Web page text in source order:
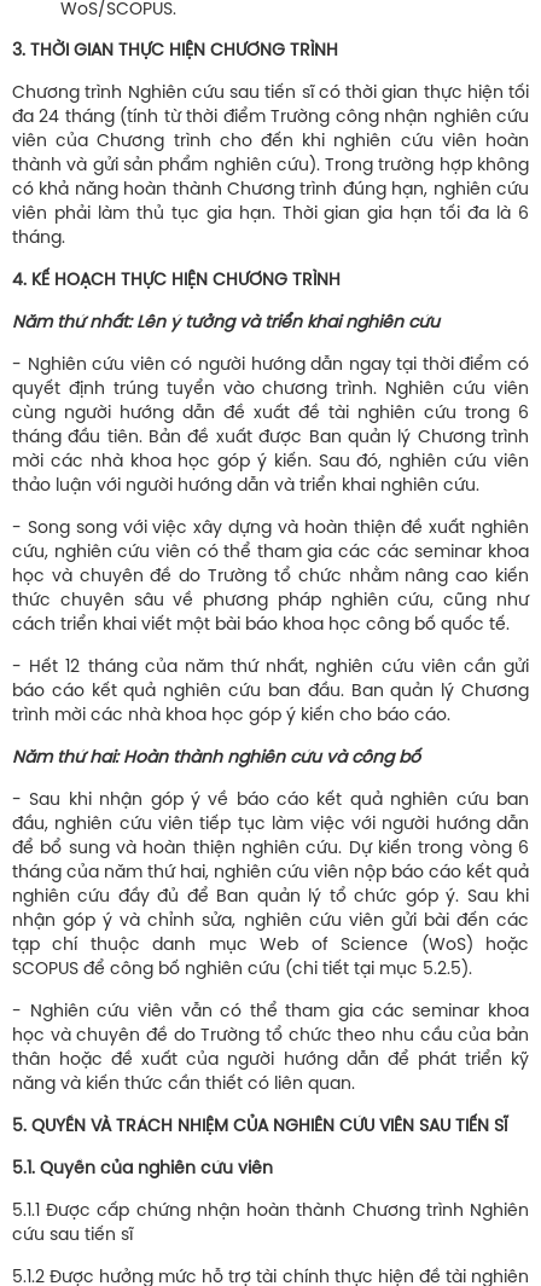
WoS/SCOPUS.
3. THỜI GIAN THỰC HIỆN CHƯƠNG TRÌNH
Chương trình Nghiên cứu sau tiến sĩ có thời gian thực hiện tối
đa 24 tháng (tính từ thời điểm Trường công nhận nghiên cứu
viên của Chương trình cho đến khi nghiên cứu viên hoàn
thành và gửi sản phẩm nghiên cứu). Trong trường hợp không
có khả năng hoàn thành Chương trình đúng hạn, nghiên cứu
viên phải làm thủ tục gia hạn. Thời gian gia hạn tối đa là 6
tháng.
4. KẾ HOẠCH THỰC HIỆN CHƯƠNG TRÌNH
Năm thứ nhất: Lên ý tưởng và triển khai nghiên cứu
- Nghiên cứu viên có người hướng dẫn ngay tại thời điểm có
quyết định trúng tuyển vào chương trình. Nghiên cứu viên
cùng người hướng dẫn đề xuất đề tài nghiên cứu trong 6
tháng đầu tiên. Bản đề xuất được Ban quản lý Chương trình
mời các nhà khoa học góp ý kiến. Sau đó, nghiên cứu viên
thảo luận với người hướng dẫn và triển khai nghiên cứu.
- Song song với việc xây dựng và hoàn thiện đề xuất nghiên
cứu, nghiên cứu viên có thể tham gia các các seminar khoa
học và chuyên đề do Trường tổ chức nhằm nâng cao kiến
thức chuyên sâu về phương pháp nghiên cứu, cũng như
cách triển khai viết một bài báo khoa học công bố quốc tế.
- Hết 12 tháng của năm thứ nhất, nghiên cứu viên cần gửi
báo cáo kết quả nghiên cứu ban đầu. Ban quản lý Chương
trình mời các nhà khoa học góp ý kiến cho báo cáo.
Năm thứ hai: Hoàn thành nghiên cứu và công bố
- Sau khi nhận góp ý về báo cáo kết quả nghiên cứu ban
đầu, nghiên cứu viên tiếp tục làm việc với người hướng dẫn
để bổ sung và hoàn thiện nghiên cứu. Dự kiến trong vòng 6
tháng của năm thứ hai, nghiên cứu viên nộp báo cáo kết quả
nghiên cứu đầy đủ để Ban quản lý tổ chức góp ý. Sau khi
nhận góp ý và chỉnh sửa, nghiên cứu viên gửi bài đến các
tạp chí thuộc danh mục Web of Science (WoS) hoặc
SCOPUS để công bố nghiên cứu (chi tiết tại mục 5.2.5).
- Nghiên cứu viên vẫn có thể tham gia các seminar khoa
học và chuyên đề do Trường tổ chức theo nhu cầu của bản
thân hoặc đề xuất của người hướng dẫn để phát triển kỹ
năng và kiến thức cần thiết có liên quan.
5. QUYỀN VÀ TRÁCH NHIỆM CỦA NGHIÊN CỨU VIÊN SAU TIẾN SĨ
5.1. Quyền của nghiên cứu viên
5.1.1 Được cấp chứng nhận hoàn thành Chương trình Nghiên
cứu sau tiến sĩ
5.1.2 Được hưởng mức hỗ trợ tài chính thực hiện đề tài nghiên